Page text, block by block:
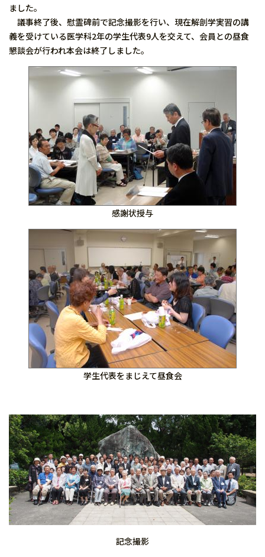
ました。
議事終了後、慰霊碑前で記念撮影を行い、現在解剖学実習の講
義を受けている医学科2年の学生代表9人を交えて、会員との昼食
懇談会が行われ本会は終了しました。
感謝状授与
学生代表をまじえて昼食会
記念撮影